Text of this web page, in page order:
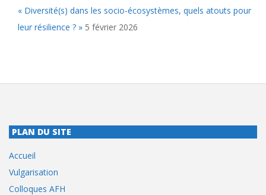
« Diversité(s) dans les socio-écosystèmes, quels atouts pour
leur résilience ? » 5 février 2026
PLAN DU SITE
Accueil
Vulgarisation
Colloques AFH